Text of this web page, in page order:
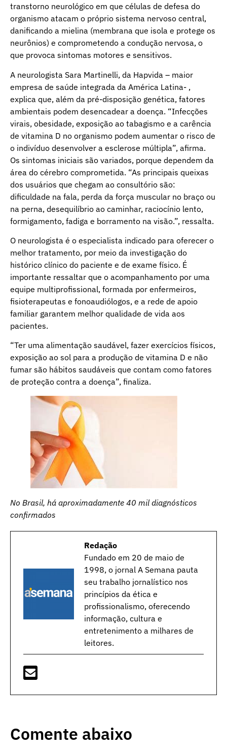
transtorno neurológico em que células de defesa do
organismo atacam o próprio sistema nervoso central,
danificando a mielina (membrana que isola e protege os
neurônios) e comprometendo a condução nervosa, o
que provoca sintomas motores e sensitivos.
A neurologista Sara Martinelli, da Hapvida – maior
empresa de saúde integrada da América Latina- ,
explica que, além da pré-disposição genética, fatores
ambientais podem desencadear a doença. “Infecções
virais, obesidade, exposição ao tabagismo e a carência
de vitamina D no organismo podem aumentar o risco de
o indivíduo desenvolver a esclerose múltipla”, afirma.
Os sintomas iniciais são variados, porque dependem da
área do cérebro comprometida. “As principais queixas
dos usuários que chegam ao consultório são:
dificuldade na fala, perda da força muscular no braço ou
na perna, desequilíbrio ao caminhar, raciocínio lento,
formigamento, fadiga e borramento na visão.”, ressalta.
O neurologista é o especialista indicado para oferecer o
melhor tratamento, por meio da investigação do
histórico clínico do paciente e de exame físico. É
importante ressaltar que o acompanhamento por uma
equipe multiprofissional, formada por enfermeiros,
fisioterapeutas e fonoaudiólogos, e a rede de apoio
familiar garantem melhor qualidade de vida aos
pacientes.
“Ter uma alimentação saudável, fazer exercícios físicos,
exposição ao sol para a produção de vitamina D e não
fumar são hábitos saudáveis que contam como fatores
de proteção contra a doença”, finaliza.
No Brasil, há aproximadamente 40 mil diagnósticos
confirmados
Redação
Fundado em 20 de maio de
1998, o jornal A Semana pauta
seu trabalho jornalístico nos
princípios da ética e
profissionalismo, oferecendo
informação, cultura e
entretenimento a milhares de
leitores.
Comente abaixo